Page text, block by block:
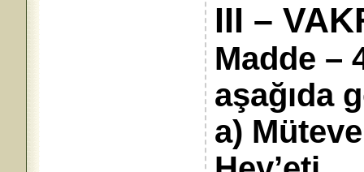
III –
Madde –
aşağıda
a)